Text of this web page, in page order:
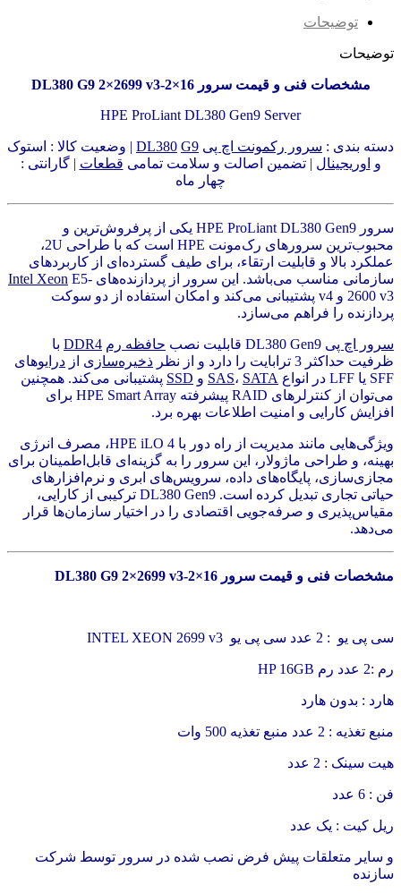
توضیحات
توضیحات
مشخصات فنی و قیمت سرور DL380 G9 2×2699 v3-2×16
HPE ProLiant DL380 Gen9 Server
دسته بندی : سرور رکمونت اچ پی DL380 G9
| وضعیت کالا : استوک
و اوریجینال | تضمین اصالت و سلامت تمامی قطعات | گارانتی :
چهار ماه
سرور HPE ProLiant DL380 Gen9 یکی از پرفروش‌ترین و
محبوب‌ترین سرورهای رک‌مونت HPE است که با طراحی 2U،
عملکرد بالا و قابلیت ارتقاء، برای طیف گسترده‌ای از کاربردهای
سازمانی مناسب می‌باشد. این سرور از پردازنده‌های
Intel Xeon E5-
2600 v3 و v4 پشتیبانی می‌کند و امکان استفاده از دو سوکت
پردازنده را فراهم می‌سازد.
سرور اچ پی حافظه رم DDR4 با
ظرفیت حداکثر 3 ترابایت را دارد و از نظر
ذخیره‌سازی از درایوهای
SFF یا LFF در انواع
SAS، SATA و SSD پشتیبانی می‌کند. همچنین
می‌توان از کنترلرهای RAID پیشرفته HPE Smart Array برای
افزایش کارایی و امنیت اطلاعات بهره برد.
ویژگی‌هایی مانند مدیریت از راه دور با HPE iLO 4، مصرف انرژی
بهینه، و طراحی ماژولار، این سرور را به گزینه‌ای قابل‌اطمینان برای
مجازی‌سازی، پایگاه‌های داده، سرویس‌های ابری و نرم‌افزارهای
حیاتی تجاری تبدیل کرده است. DL380 Gen9 ترکیبی از کارایی،
مقیاس‌پذیری و صرفه‌جویی اقتصادی را در اختیار سازمان‌ها قرار
می‌دهد.
مشخصات فنی و قیمت سرور DL380 G9 2×2699 v3-2×16
سی پی یو : 2 عدد سی پی یو INTEL XEON 2699 v3
رم :2 عدد رم HP 16GB
هارد : بدون هارد
منبع تغذیه : 2 عدد منبع تغذیه 500 وات
هیت سینک : 2 عدد
فن : 6 عدد
ریل کیت : یک عدد
و سایر متعلقات پیش فرض نصب شده در سرور توسط شرکت
سازنده